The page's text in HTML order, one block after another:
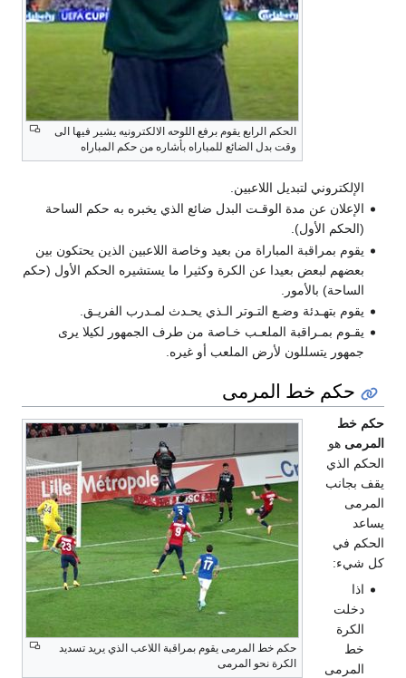
الحكم الرابع يقوم برفع اللوحه الالكترونيه يشير فيها الى
وقت بدل الضائع للمباراه بأشاره من حكم المباراه
الإلكتروني لتبديل اللاعبين.
الإعلان عن مدة الوقـت البدل ضائع الذي يخبره به حكم الساحة
(الحكم الأول).
يقوم بمراقبة المباراة من بعيد وخاصة اللاعبين الذين يحتكون بين
بعضهم لبعض بعيدا عن الكرة وكثيرا ما يستشيره الحكم الأول (حكم
الساحة) بالأمور.
يقوم بتهـدئة وضـع التـوتر الـذي يحـدث لمـدرب الفريـق.
يقـوم بمـراقبة الملعـب خـاصة من طرف الجمهور لكيلا يرى
جمهور يتسللون لأرض الملعب أو غيره.
حكم خط المرمى
حكم خط المرمى يقوم بمراقبة اللاعب الذي يريد تسديد
الكرة نحو المرمى
حكم خط
المرمى هو
الحكم الذي
يقف بجانب
المرمى
يساعد
الحكم في
كل شيء:
اذا
دخلت
الكرة
خط
المرمى